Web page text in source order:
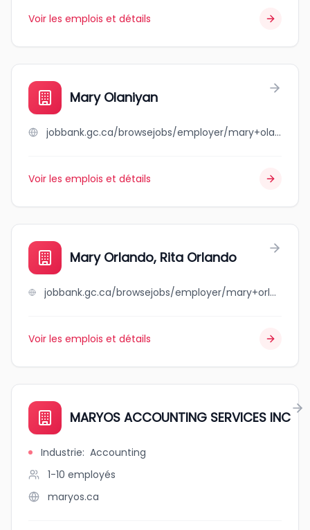
Voir les emplois et détails
Mary Olaniyan
jobbank.gc.ca/browsejobs/employer/mary+olaniyan/ca
Voir les emplois et détails
Mary Orlando, Rita Orlando
jobbank.gc.ca/browsejobs/employer/mary+orlando%2C+rita+orlando/ca
Voir les emplois et détails
MARYOS ACCOUNTING SERVICES INC
Industrie: Accounting
1-10 employés
maryos.ca